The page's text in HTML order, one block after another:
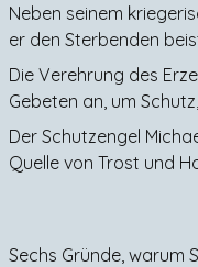
Neben seinem
er den Sterbenden
Die Verehrung des
Gebeten an, um
Der Schutzengel
Quelle von Trost und
Sechs Gründe, warum